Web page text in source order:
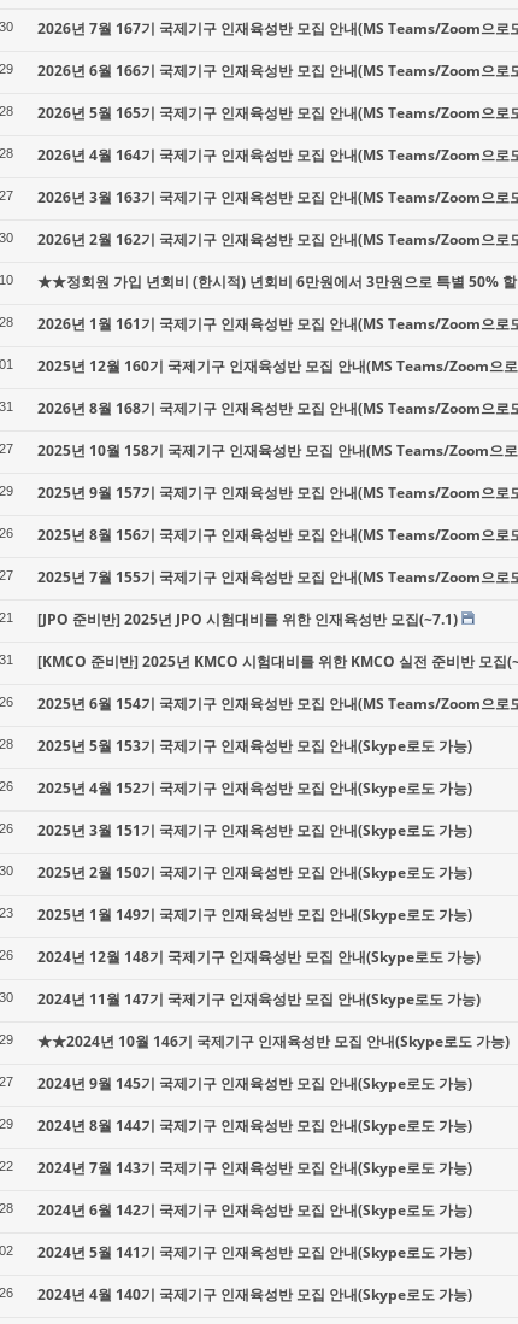
2026년 7월 167기 국제기구 인재육성반 모집 안내(MS Teams/Zoom으로
2026년 6월 166기 국제기구 인재육성반 모집 안내(MS Teams/Zoom으로
2026년 5월 165기 국제기구 인재육성반 모집 안내(MS Teams/Zoom으로
2026년 4월 164기 국제기구 인재육성반 모집 안내(MS Teams/Zoom으로
2026년 3월 163기 국제기구 인재육성반 모집 안내(MS Teams/Zoom으로
2026년 2월 162기 국제기구 인재육성반 모집 안내(MS Teams/Zoom으로
★★정회원 가입 년회비 (한시적) 년회비 6만원에서 3만원으로 특별 50%
2026년 1월 161기 국제기구 인재육성반 모집 안내(MS Teams/Zoom으로
2025년 12월 160기 국제기구 인재육성반 모집 안내(MS Teams/Zoom으
2026년 8월 168기 국제기구 인재육성반 모집 안내(MS Teams/Zoom으로
2025년 10월 158기 국제기구 인재육성반 모집 안내(MS Teams/Zoom으
2025년 9월 157기 국제기구 인재육성반 모집 안내(MS Teams/Zoom으로
2025년 8월 156기 국제기구 인재육성반 모집 안내(MS Teams/Zoom으로
2025년 7월 155기 국제기구 인재육성반 모집 안내(MS Teams/Zoom으로
[JPO 준비반] 2025년 JPO 시험대비를 위한 인재육성반 모집(~7.1)
[KMCO 준비반] 2025년 KMCO 시험대비를 위한 KMCO 실전 준비반 모집
2025년 6월 154기 국제기구 인재육성반 모집 안내(MS Teams/Zoom으로
2025년 5월 153기 국제기구 인재육성반 모집 안내(Skype로도 가능)
2025년 4월 152기 국제기구 인재육성반 모집 안내(Skype로도 가능)
2025년 3월 151기 국제기구 인재육성반 모집 안내(Skype로도 가능)
2025년 2월 150기 국제기구 인재육성반 모집 안내(Skype로도 가능)
2025년 1월 149기 국제기구 인재육성반 모집 안내(Skype로도 가능)
2024년 12월 148기 국제기구 인재육성반 모집 안내(Skype로도 가능)
2024년 11월 147기 국제기구 인재육성반 모집 안내(Skype로도 가능)
★★2024년 10월 146기 국제기구 인재육성반 모집 안내(Skype로도 가능)
2024년 9월 145기 국제기구 인재육성반 모집 안내(Skype로도 가능)
2024년 8월 144기 국제기구 인재육성반 모집 안내(Skype로도 가능)
2024년 7월 143기 국제기구 인재육성반 모집 안내(Skype로도 가능)
2024년 6월 142기 국제기구 인재육성반 모집 안내(Skype로도 가능)
2024년 5월 141기 국제기구 인재육성반 모집 안내(Skype로도 가능)
2024년 4월 140기 국제기구 인재육성반 모집 안내(Skype로도 가능)